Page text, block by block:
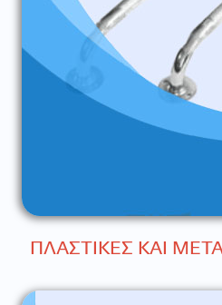
ΠΛΑΣΤΙΚΕΣ ΚΑΙ